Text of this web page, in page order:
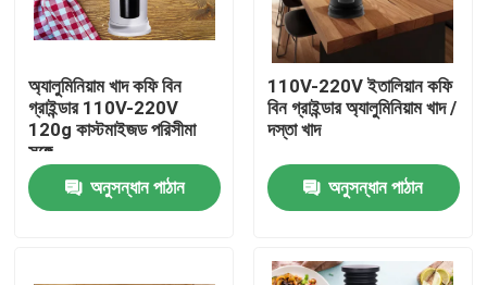
কারখানা ভ্রমণ
মান নিয়ন্ত্রণ
অ্যালুমিনিয়াম খাদ কফি বিন
গ্রাইন্ডার 110V-220V
120g কাস্টমাইজড পরিসীমা
সঙ্গে
অনুসন্ধান পাঠান
110V-220V ইতালিয়ান কফি
বিন গ্রাইন্ডার অ্যালুমিনিয়াম খাদ /
দস্তা খাদ
অনুসন্ধান পাঠান